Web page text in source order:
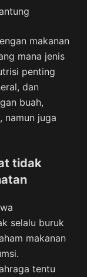
makanan
mana jenis
penting
dan
buah,
namun juga
tidak
selalu buruk
makanan
tentu